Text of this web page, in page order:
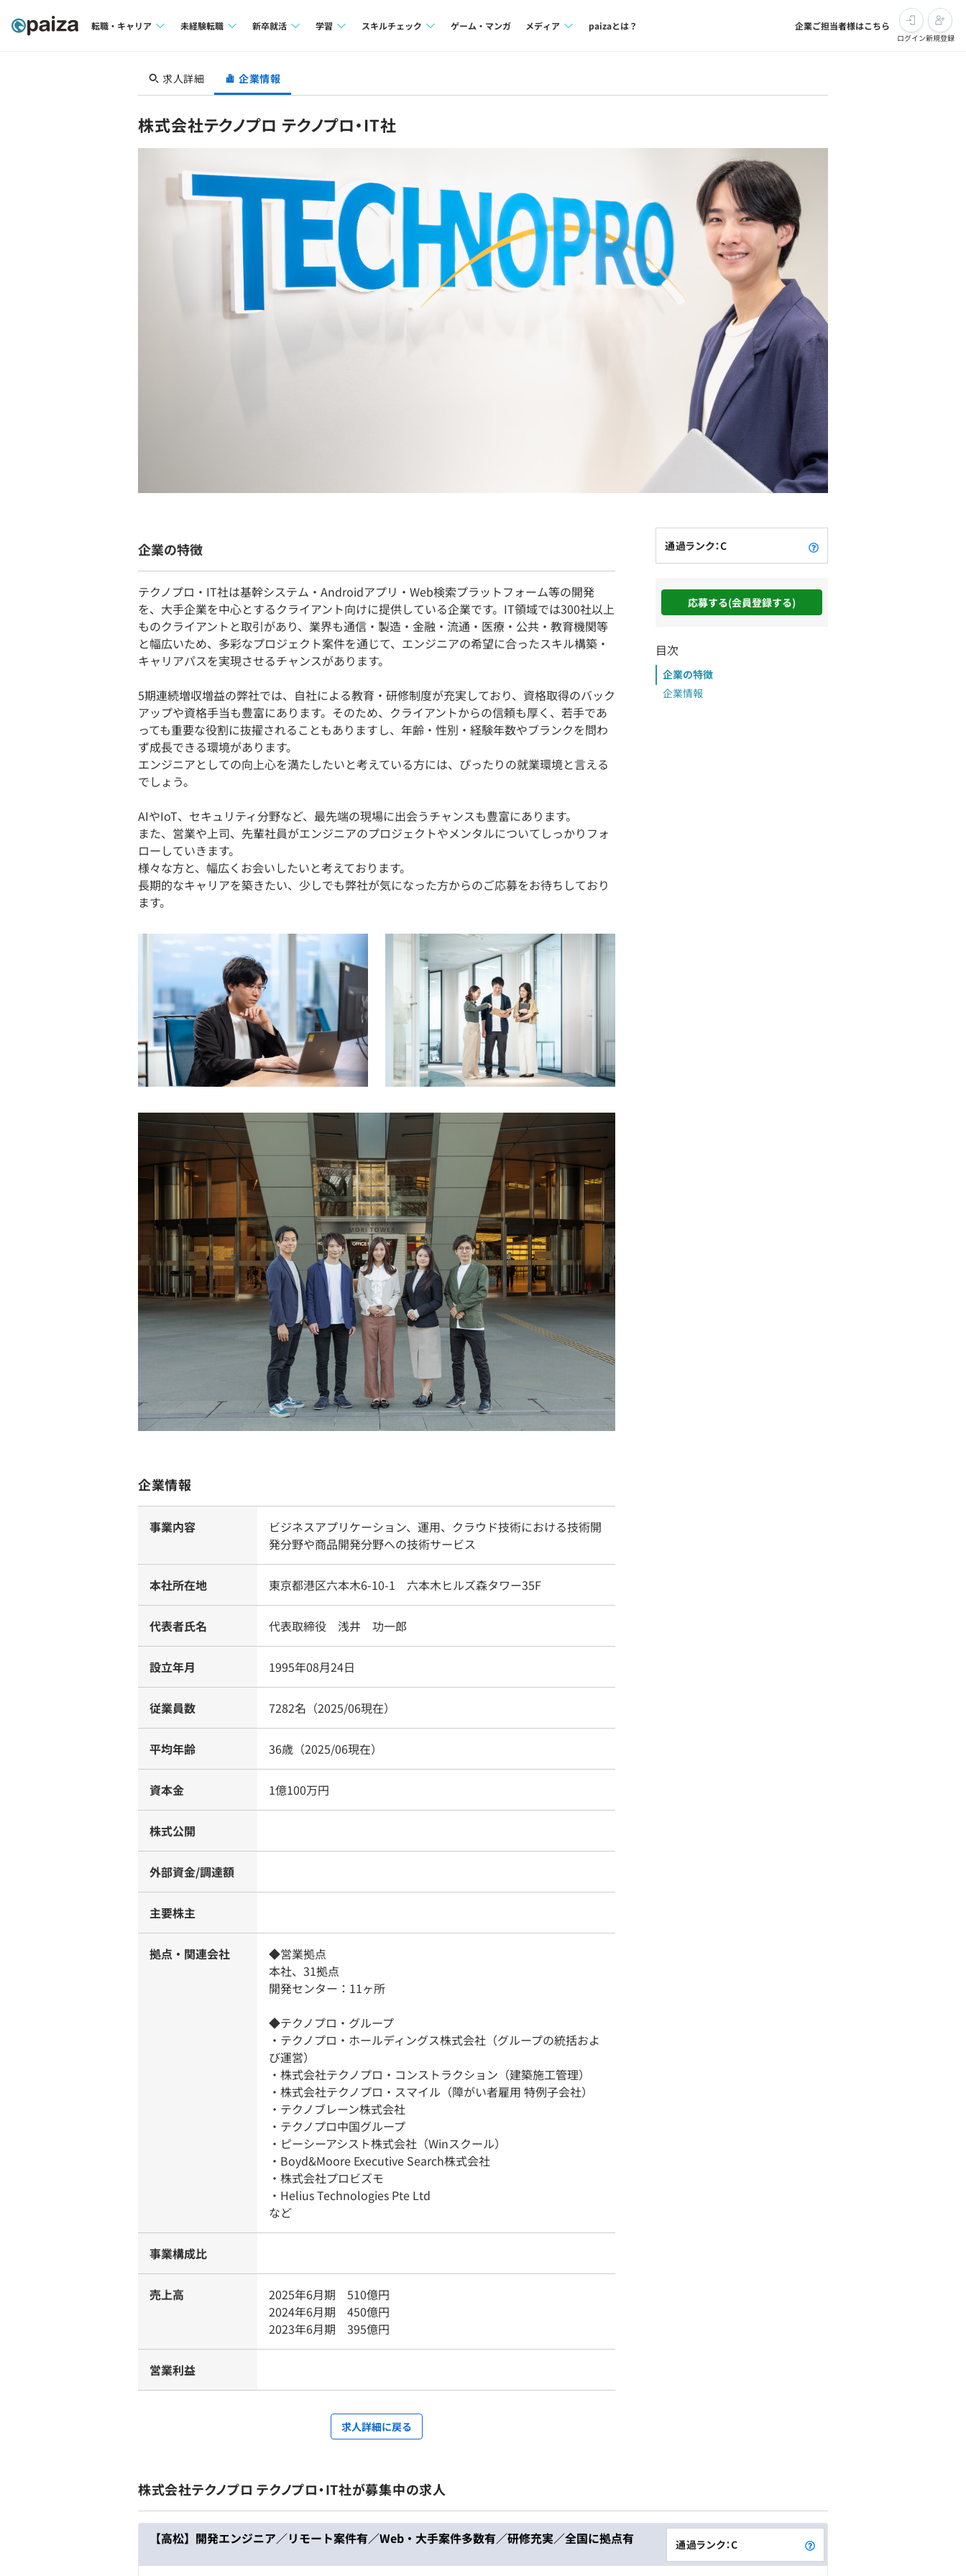
転職・キャリア
転職成功ガイド
未経験転職
求人検索
転職成功ガイド
新卒就活
本選考
イベント・セミナー
インタビュー
就活成功ガイド
学習
4択課題
リファレンス
プラン
個人向けプラン
法人向けプラン
スキルチェック
評価結果一覧
ゲーム・マンガ メディア paizaとは？ 企業ご担当者様はこちら
ログイン新規登録
求人詳細 企業情報
株式会社テクノプロ テクノプロ・IT社
企業の特徴
テクノプロ・IT社は基幹システム・Androidアプリ・Web検索プラットフォーム等の開発
を、大手企業を中心とするクライアント向けに提供している企業です。IT領域では300社以上
ものクライアントと取引があり、業界も通信・製造・金融・流通・医療・公共・教育機関等
と幅広いため、多彩なプロジェクト案件を通じて、エンジニアの希望に合ったスキル構築・
キャリアパスを実現させるチャンスがあります。
5期連続増収増益の弊社では、自社による教育・研修制度が充実しており、資格取得のバック
アップや資格手当も豊富にあります。そのため、クライアントからの信頼も厚く、若手であ
っても重要な役割に抜擢されることもありますし、年齢・性別・経験年数やブランクを問わ
ず成長できる環境があります。
エンジニアとしての向上心を満たしたいと考えている方には、ぴったりの就業環境と言える
でしょう。
AIやIoT、セキュリティ分野など、最先端の現場に出会うチャンスも豊富にあります。
また、営業や上司、先輩社員がエンジニアのプロジェクトやメンタルについてしっかりフォ
ローしていきます。
様々な方と、幅広くお会いしたいと考えております。
長期的なキャリアを築きたい、少しでも弊社が気になった方からのご応募をお待ちしており
ます。
企業情報
事業内容
ビジネスアプリケーション、運用、クラウド技術における技術開
発分野や商品開発分野への技術サービス
本社所在地 東京都港区六本木6-10-1 六本木ヒルズ森タワー35F
代表者氏名 代表取締役 浅井 功一郎
設立年月 1995年08月24日
従業員数 7282名（2025/06現在）
平均年齢 36歳（2025/06現在）
資本金 1億100万円
株式公開
外部資金/調達額
主要株主
拠点・関連会社
◆営業拠点
本社、31拠点
開発センター：11ヶ所
◆テクノプロ・グループ
・テクノプロ・ホールディングス株式会社（グループの統括およ
び運営）
・株式会社テクノプロ・コンストラクション（建築施工管理）
・株式会社テクノプロ・スマイル（障がい者雇用 特例子会社）
・テクノブレーン株式会社
・テクノプロ中国グループ
・ピーシーアシスト株式会社（Winスクール）
・Boyd&Moore Executive Search株式会社
・株式会社プロビズモ
・Helius Technologies Pte Ltd
など
事業構成比
売上高
2025年6月期 510億円
2024年6月期 450億円
2023年6月期 395億円
営業利益
求人詳細に戻る
通過ランク：C
応募する(会員登録する)
目次
企業の特徴
企業情報
株式会社テクノプロ テクノプロ・IT社が募集中の求人
【高松】開発エンジニア／リモート案件有／Web・大手案件多数有／研修充実／全国に拠点有 通過ランク：C